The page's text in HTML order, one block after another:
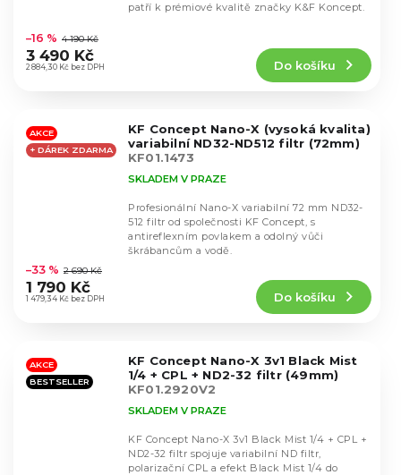
hodnocení
produktu
je
hvězdiček.
2 884,30 Kč bez DPH
–16 % 4 190 Kč
3 490 Kč
Do košíku
patří k prémiové kvalitě značky K&F Koncept.
AKCE
+ DÁREK ZDARMA
KF Concept Nano-X (vysoká kvalita)
variabilní ND32-ND512 filtr (72mm)
KF01.1473
hodnocení
produktu
je
hvězdiček.
SKLADEM V PRAZE
1 479,34 Kč bez DPH
–33 % 2 690 Kč
1 790 Kč
Do košíku
Profesionální Nano-X variabilní 72 mm ND32-
512 filtr od společnosti KF Concept, s
antireflexním povlakem a odolný vůči
škrábancům a vodě.
AKCE
BESTSELLER
KF Concept Nano-X 3v1 Black Mist
1/4 + CPL + ND2-32 filtr (49mm)
KF01.2920V2
SKLADEM V PRAZE
KF Concept Nano-X 3v1 Black Mist 1/4 + CPL +
ND2-32 filtr spojuje variabilní ND filtr,
polarizační CPL a efekt Black Mist 1/4 do